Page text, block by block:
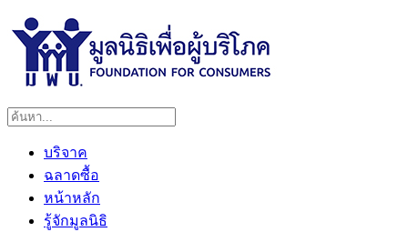
บริจาค
ฉลาดซื้อ
หน้าหลัก
รู้จักมูลนิธิ